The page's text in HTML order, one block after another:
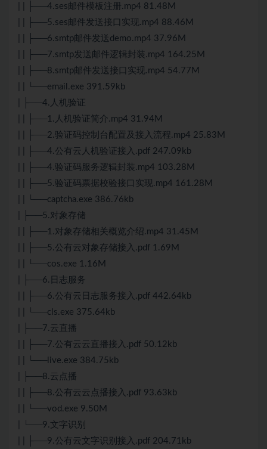
| | ├──4.ses邮件模板注册.mp4 81.48M
| | ├──5.ses邮件发送接口实现.mp4 88.46M
| | ├──6.smtp邮件发送demo.mp4 37.96M
| | ├──7.smtp发送邮件逻辑封装.mp4 164.25M
| | ├──8.smtp邮件发送接口实现.mp4 54.77M
| | └──email.exe 391.59kb
| ├──4.人机验证
| | ├──1.人机验证简介.mp4 31.94M
| | ├──2.验证码控制台配置及接入流程.mp4 25.83M
| | ├──4.公有云人机验证接入.pdf 247.09kb
| | ├──4.验证码服务逻辑封装.mp4 103.28M
| | ├──5.验证码票据校验接口实现.mp4 161.28M
| | └──captcha.exe 386.76kb
| ├──5.对象存储
| | ├──1.对象存储相关概览介绍.mp4 31.45M
| | ├──5.公有云对象存储接入.pdf 1.69M
| | └──cos.exe 1.16M
| ├──6.日志服务
| | ├──6.公有云日志服务接入.pdf 442.64kb
| | └──cls.exe 375.64kb
| ├──7.云直播
| | ├──7.公有云云直播接入.pdf 50.12kb
| | └──live.exe 384.75kb
| ├──8.云点播
| | ├──8.公有云云点播接入.pdf 93.63kb
| | └──vod.exe 9.50M
| └──9.文字识别
| | ├──9.公有云文字识别接入.pdf 204.71kb